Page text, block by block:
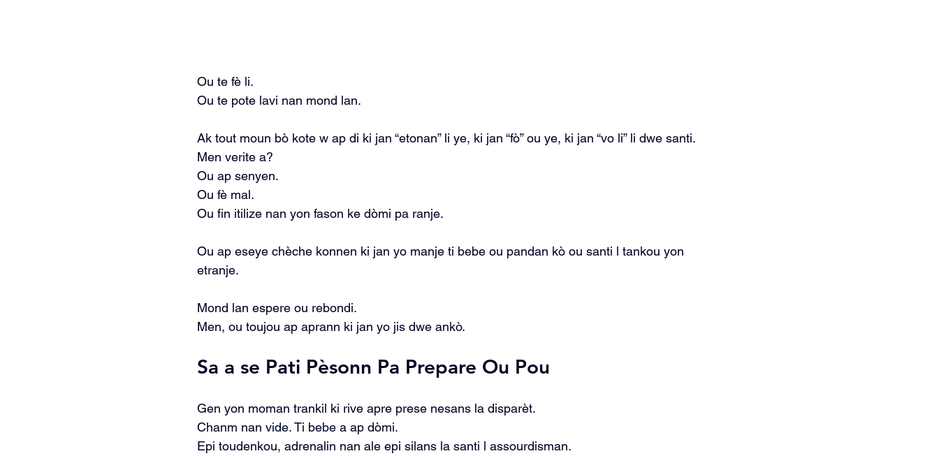
Ou te fè li.
Ou te pote lavi nan mond lan.
Ak tout moun bò kote w ap di ki jan “etonan” li ye, ki jan “fò” ou ye, ki jan “vo li” li dwe santi.
Men verite a?
Ou ap senyen.
Ou fè mal.
Ou fin itilize nan yon fason ke dòmi pa ranje.
Ou ap eseye chèche konnen ki jan yo manje ti bebe ou pandan kò ou santi l tankou yon
etranje.
Mond lan espere ou rebondi.
Men, ou toujou ap aprann ki jan yo jis dwe ankò.
Sa a se Pati Pèsonn Pa Prepare Ou Pou
Gen yon moman trankil ki rive apre prese nesans la disparèt.
Chanm nan vide. Ti bebe a ap dòmi.
Epi toudenkou, adrenalin nan ale epi silans la santi l assourdisman.